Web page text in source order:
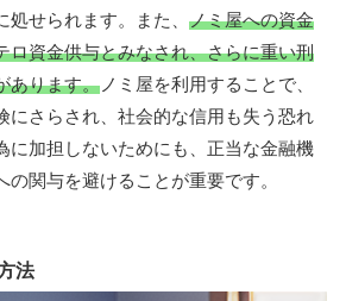
せられます。また、 ノミ屋への資金
ロ資金供与とみなされ、さらに重い刑
あります。ノミ屋を利用することで、
にさらされ、社会的な信用も失う恐れ
に加担しないためにも、正当な金融機
の関与を避けることが重要です。
法